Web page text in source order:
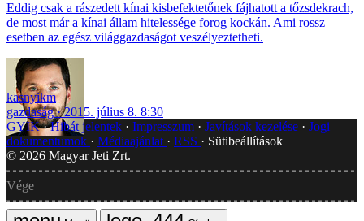
Eddig csak a rászedett kínai kisbefektetőnek fájhatott a tőzsdekrach,
de most már a kínai állam hitelessége forog kockán. Ami rossz
esetben az egész világgazdaságot veszélyeztetheti.
kasnyikm
gazdaság
2015. július 8. 8:30
GYIK Hibát jelentek Impresszum Javítások kezelése
Jogi
dokumentumok
Médiaajánlat RSS
Sütibeállítások
© 2026 Magyar Jeti Zrt.
Vége